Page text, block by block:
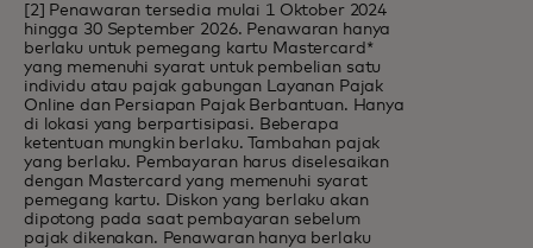
[2] Penawaran tersedia mulai 1 Oktober 2024
hingga 30 September 2026. Penawaran hanya
berlaku untuk pemegang kartu Mastercard*
yang memenuhi syarat untuk pembelian satu
individu atau pajak gabungan Layanan Pajak
Online dan Persiapan Pajak Berbantuan. Hanya
di lokasi yang berpartisipasi. Beberapa
ketentuan mungkin berlaku. Tambahan pajak
yang berlaku. Pembayaran harus diselesaikan
dengan Mastercard yang memenuhi syarat
pemegang kartu. Diskon yang berlaku akan
dipotong pada saat pembayaran sebelum
pajak dikenakan. Penawaran hanya berlaku